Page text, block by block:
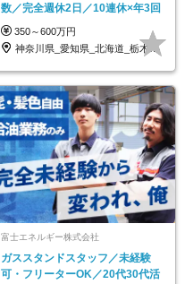
数／完全週休2日／10連休×年3回
350～600万円
神奈川県_愛知県_北海道_栃木県_静岡県…
富士エネルギー株式会社
ガススタンドスタッフ／未経験
可・フリーターOK／20代30代活